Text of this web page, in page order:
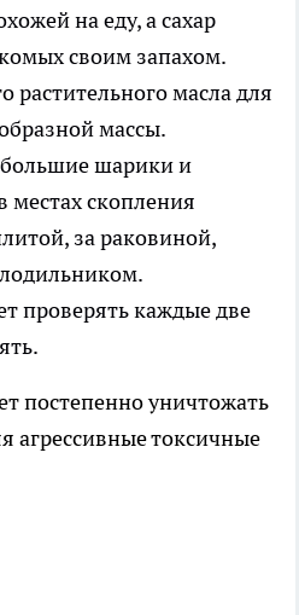
на еду, а сахар
своим запахом.
растительного масла для
массы.
шарики и
местах скопления
за раковиной,
проверять каждые две
постепенно уничтожать
агрессивные токсичные